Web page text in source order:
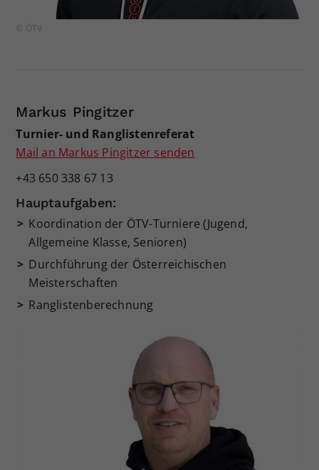
© ÖTV
Markus Pingitzer
Turnier- und Ranglistenreferat
Mail an Markus Pingitzer senden
+43 650 338 67 13
Hauptaufgaben:
Koordination der ÖTV-Turniere (Jugend,
Allgemeine Klasse, Senioren)
Durchführung der Österreichischen
Meisterschaften
Ranglistenberechnung